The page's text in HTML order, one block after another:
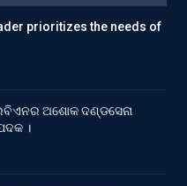
prioritizes the needs of
ଅଶୋକ ଦଣ୍ଡସେନା
।